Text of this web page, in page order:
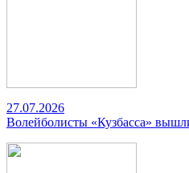
27.07.2026
Волейболисты «Кузбасса»